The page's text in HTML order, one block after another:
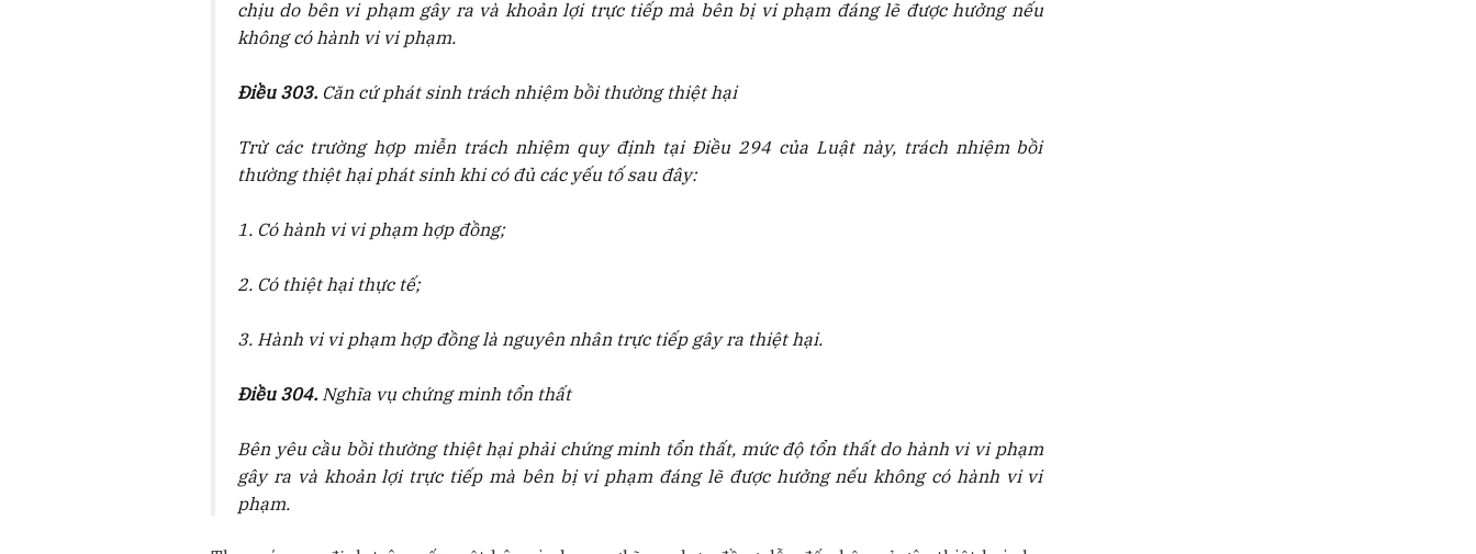
chịu do bên vi phạm gây ra và khoản lợi trực tiếp mà bên bị vi phạm đáng lẽ được hưởng nếu
không có hành vi vi phạm.
Điều 303. Căn cứ phát sinh trách nhiệm bồi thường thiệt hại
Trừ các trường hợp miễn trách nhiệm quy định tại Điều 294 của Luật này, trách nhiệm bồi
thường thiệt hại phát sinh khi có đủ các yếu tố sau đây:
1. Có hành vi vi phạm hợp đồng;
2. Có thiệt hại thực tế;
3. Hành vi vi phạm hợp đồng là nguyên nhân trực tiếp gây ra thiệt hại.
Điều 304. Nghĩa vụ chứng minh tổn thất
Bên yêu cầu bồi thường thiệt hại phải chứng minh tổn thất, mức độ tổn thất do hành vi vi phạm
gây ra và khoản lợi trực tiếp mà bên bị vi phạm đáng lẽ được hưởng nếu không có hành vi vi
phạm.